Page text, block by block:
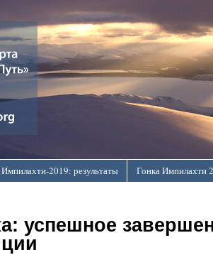
2019: результаты
Гонка Импилахти
успешное